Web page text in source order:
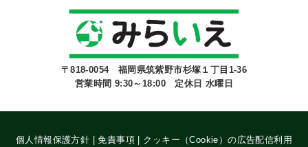
〒818-0054 福岡県筑紫野市杉塚１丁目1-36
営業時間 9:30～18:00 定休日 水曜日
個人情報保護方針 |免責事項
クッキー（Cookie）の広告配信利用